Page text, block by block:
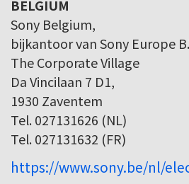
BELGIUM
Sony Belgium,
bijkantoor van Sony Europe
The Corporate Village
Da Vincilaan 7 D1,
1930 Zaventem
Tel. 027131626 (NL)
Tel. 027131632 (FR)
https://www.sony.be/nl/